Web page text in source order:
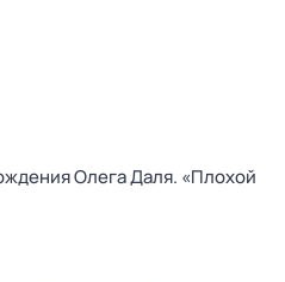
Олега Даля. «Плохой